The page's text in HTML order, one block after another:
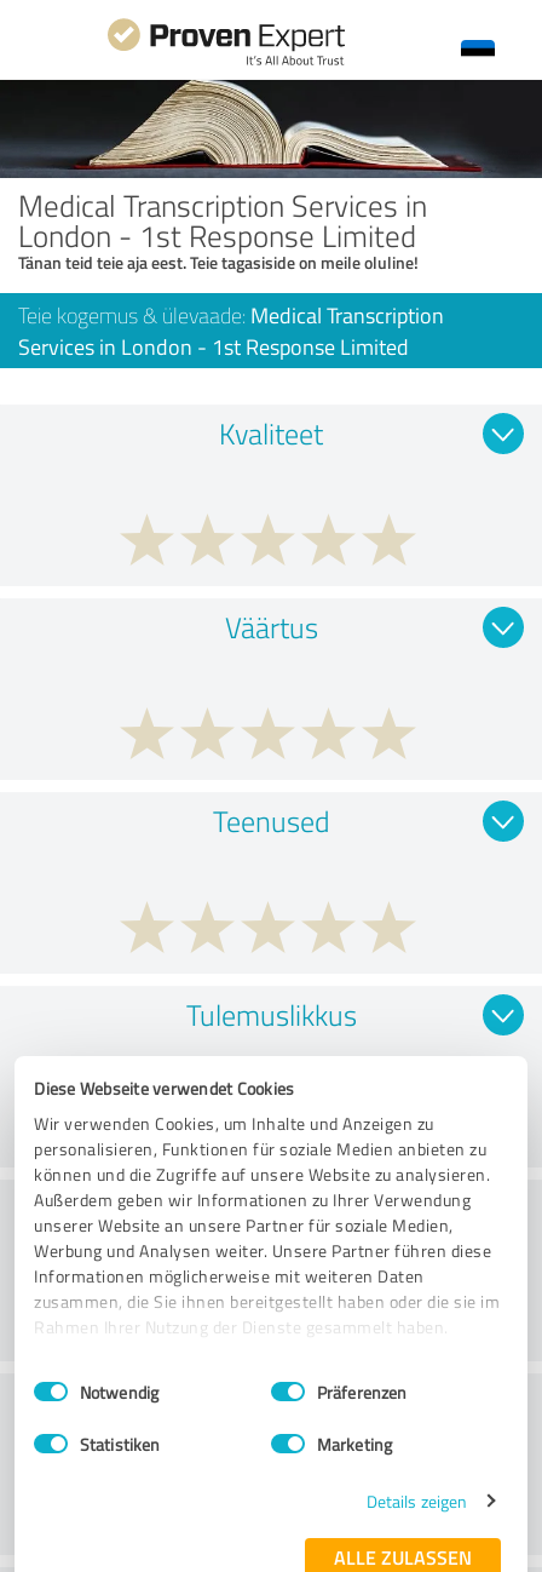
Diese Webseite verwendet Cookies
Wir verwenden Cookies, um Inhalte und Anzeigen zu
personalisieren, Funktionen für soziale Medien anbieten zu
können und die Zugriffe auf unsere Website zu analysieren.
Außerdem geben wir Informationen zu Ihrer Verwendung
unserer Website an unsere Partner für soziale Medien,
Werbung und Analysen weiter. Unsere Partner führen diese
Informationen möglicherweise mit weiteren Daten
zusammen, die Sie ihnen bereitgestellt haben oder die sie im
Rahmen Ihrer Nutzung der Dienste gesammelt haben.
Impressum Datenschutzbestimmungen
Einwilligungsauswahl
Notwendig Präferenzen
Statistiken Marketing
Details zeigen
ALLE ZULASSEN
Medical Transcription Services in
London - 1st Response Limited
Tänan teid teie aja eest. Teie tagasiside on meile oluline!
Teie kogemus & ülevaade: Medical Transcription
Services in London - 1st Response Limited
Kvaliteet
Väärtus
Teenused
Tulemuslikkus
Konsultatsioon
Klienditeenindus